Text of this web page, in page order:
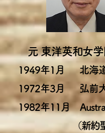
元 東洋英和女
1949年1月 北海
1972年3月 弘前大
1982年11月
（新約聖書学